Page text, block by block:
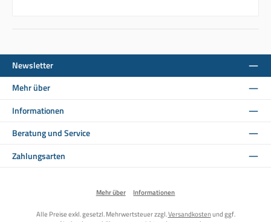
Newsletter
Mehr über
Informationen
Beratung und Service
Zahlungsarten
Mehr über Informationen
Alle Preise exkl. gesetzl. Mehrwertsteuer zzgl.Versandkostenund ggf.